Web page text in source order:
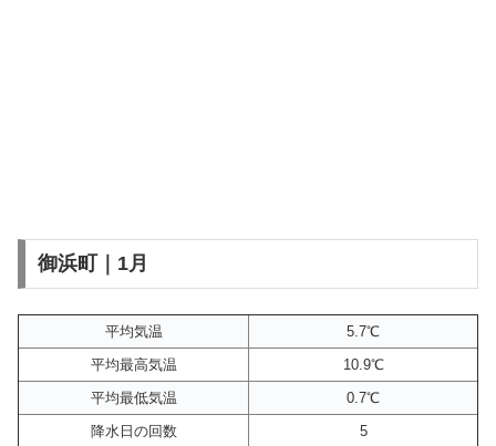
御浜町｜1月
平均気温
5.7℃
平均最高気温
10.9℃
平均最低気温
0.7℃
降水日の回数
5